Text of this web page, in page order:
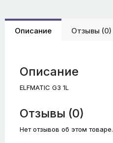
Описание Отзывы (0)
Описание
ELFMATIC G3 1L
Отзывы (0)
Нет отзывов об этом товаре.